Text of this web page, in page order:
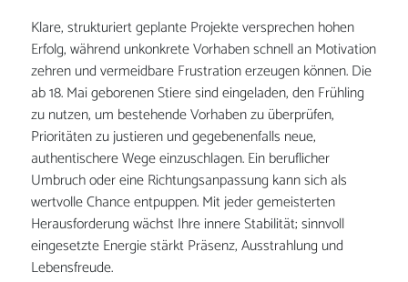
Klare, strukturiert geplante Projekte versprechen hohen
Erfolg, während unkonkrete Vorhaben schnell an Motivation
zehren und vermeidbare Frustration erzeugen können. Die
ab 18. Mai geborenen Stiere sind eingeladen, den Frühling
zu nutzen, um bestehende Vorhaben zu überprüfen,
Prioritäten zu justieren und gegebenenfalls neue,
authentischere Wege einzuschlagen. Ein beruflicher
Umbruch oder eine Richtungsanpassung kann sich als
wertvolle Chance entpuppen. Mit jeder gemeisterten
Herausforderung wächst Ihre innere Stabilität; sinnvoll
eingesetzte Energie stärkt Präsenz, Ausstrahlung und
Lebensfreude.